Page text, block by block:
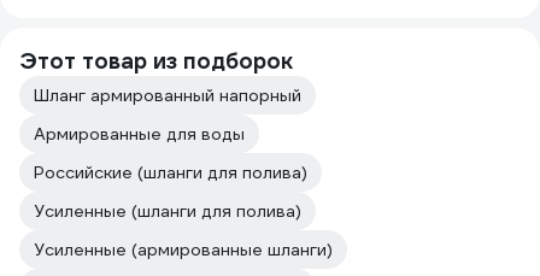
Этот товар из подборок
Шланг армированный напорный
Армированные для воды
Российские (шланги для полива)
Усиленные (шланги для полива)
Усиленные (армированные шланги)